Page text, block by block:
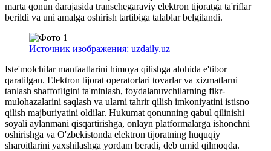
marta qonun darajasida transchegaraviy elektron tijoratga ta'riflar
berildi va uni amalga oshirish tartibiga talablar belgilandi.
Источник изображения: uzdaily.uz
Iste'molchilar manfaatlarini himoya qilishga alohida e'tibor
qaratilgan. Elektron tijorat operatorlari tovarlar va xizmatlarni
tanlash shaffofligini ta'minlash, foydalanuvchilarning fikr-
mulohazalarini saqlash va ularni tahrir qilish imkoniyatini istisno
qilish majburiyatini oldilar. Hukumat qonunning qabul qilinishi
soyali aylanmani qisqartirishga, onlayn platformalarga ishonchni
oshirishga va O'zbekistonda elektron tijoratning huquqiy
sharoitlarini yaxshilashga yordam beradi, deb umid qilmoqda.